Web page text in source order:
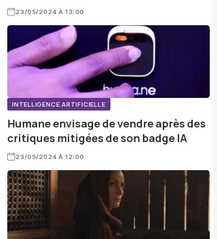
23/05/2024 À 13:00
INTELLIGENCE ARTIFICIELLE
Humane envisage de vendre après des
critiques mitigées de son badge IA
23/05/2024 À 12:00